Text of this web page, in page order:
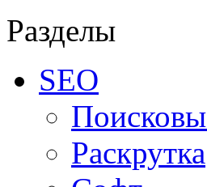
Разделы
SEO
Раскрутка